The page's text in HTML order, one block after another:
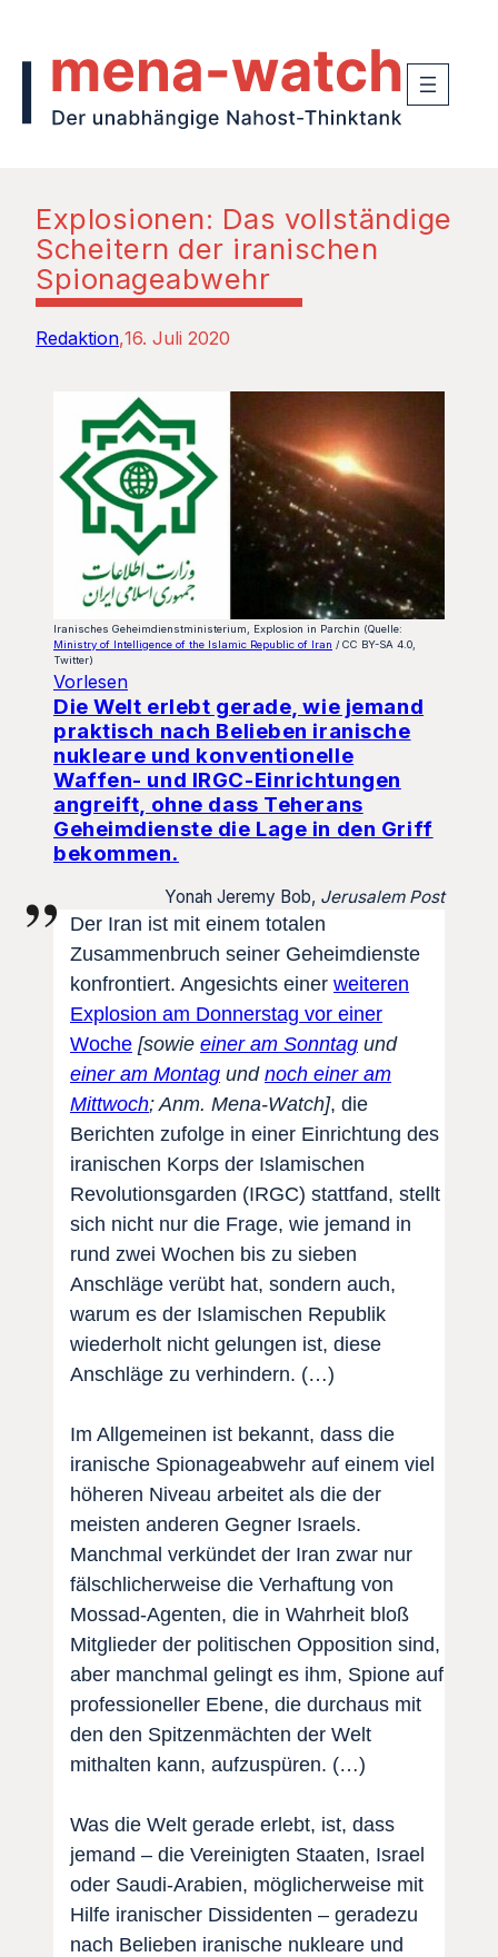
Explosionen: Das vollständige
Scheitern der iranischen
Spionageabwehr
Redaktion 16. Juli 2020
Iranisches Geheimdienstministerium, Explosion in Parchin (Quelle:
Ministry of Intelligence of the Islamic Republic of Iran / CC BY-SA 4.0,
Twitter)
Vorlesen
Die Welt erlebt gerade, wie jemand
praktisch nach Belieben iranische
nukleare und konventionelle
Waffen- und IRGC-Einrichtungen
angreift, ohne dass Teherans
Geheimdienste die Lage in den Griff
bekommen.
Yonah Jeremy Bob, Jerusalem Post
Der Iran ist mit einem totalen
Zusammenbruch seiner Geheimdienste
konfrontiert. Angesichts einer weiteren
Explosion am Donnerstag vor einer
Woche [sowie einer am Sonntag und
einer am Montag und noch einer am
Mittwoch; Anm. Mena-Watch], die
Berichten zufolge in einer Einrichtung des
iranischen Korps der Islamischen
Revolutionsgarden (IRGC) stattfand, stellt
sich nicht nur die Frage, wie jemand in
rund zwei Wochen bis zu sieben
Anschläge verübt hat, sondern auch,
warum es der Islamischen Republik
wiederholt nicht gelungen ist, diese
Anschläge zu verhindern. (…)
Im Allgemeinen ist bekannt, dass die
iranische Spionageabwehr auf einem viel
höheren Niveau arbeitet als die der
meisten anderen Gegner Israels.
Manchmal verkündet der Iran zwar nur
fälschlicherweise die Verhaftung von
Mossad-Agenten, die in Wahrheit bloß
Mitglieder der politischen Opposition sind,
aber manchmal gelingt es ihm, Spione auf
professioneller Ebene, die durchaus mit
den den Spitzenmächten der Welt
mithalten kann, aufzuspüren. (…)
Was die Welt gerade erlebt, ist, dass
jemand – die Vereinigten Staaten, Israel
oder Saudi-Arabien, möglicherweise mit
Hilfe iranischer Dissidenten – geradezu
nach Belieben iranische nukleare und